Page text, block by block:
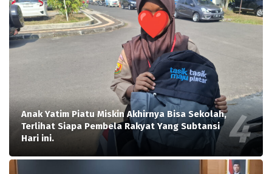
Anak Yatim Piatu Miskin Akhirnya Bisa Sekolah,
Terlihat Siapa Pembela Rakyat Yang Subtansi
Hari ini.